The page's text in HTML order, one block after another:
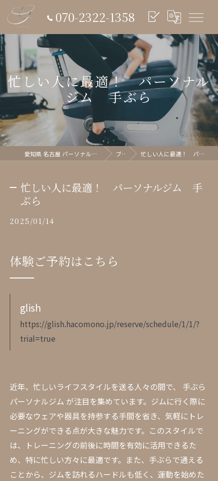
070-2322-1358
忙しい人に最適！ パーソナル
ジム 手ぶら
愛知県 名古屋 パーソナルジム glish《グリッシュ》 ブログ 忙しい人に最適！ パーソナルジム 手ぶら
忙しい人に最適！ パーソナルジム 手
ぶら
2025/01/14
体験ご予約はこちら
glish
https://glish.hacomono.jp/reserve/schedule/1/1/?
trial=true
近年、忙しいライフスタイルを送る人々の間で、 手ぶら
パーソナルジム が注目を集めています。ジムに行く際に
必要なウェアや器具を持参する手間を省き、気軽にトレ
ーニングができる点が大きな魅力です。このスタイルで
は、トレーニングの前後に時間を有効に活用できるた
め、特に忙しい方々に最適です。また、手ぶらで通える
ことから、ジムを訪れるハードルも低く、運動を始めた